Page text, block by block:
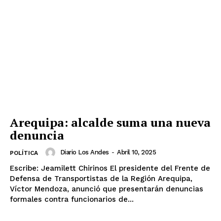
SUSCRIBETE
Arequipa: alcalde suma una nueva
denuncia
POLÍTICA Diario Los Andes - Abril 10, 2025
Escribe: Jeamilett Chirinos El presidente del Frente de
Defensa de Transportistas de la Región Arequipa,
Víctor Mendoza, anunció que presentarán denuncias
formales contra funcionarios de...